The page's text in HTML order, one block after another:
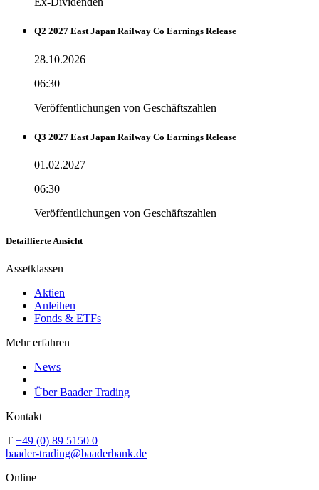
Q2 2027 East Japan Railway Co Earnings Release
28.10.2026
06:30
Veröffentlichungen von Geschäftszahlen
Q3 2027 East Japan Railway Co Earnings Release
01.02.2027
06:30
Veröffentlichungen von Geschäftszahlen
Detaillierte Ansicht
Assetklassen
Aktien
Anleihen
Fonds & ETFs
Mehr erfahren
News
Über Baader Trading
Kontakt
T +49 (0) 89 5150 0
baader-trading@baaderbank.de
Online